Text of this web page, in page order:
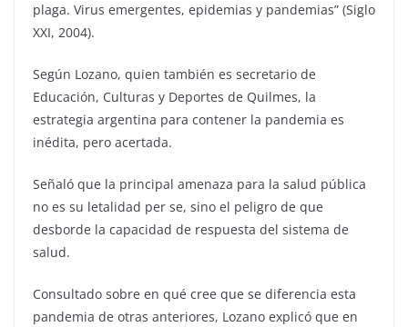
plaga. Virus emergentes, epidemias y pandemias” (Siglo
XXI, 2004).
Según Lozano, quien también es secretario de
Educación, Culturas y Deportes de Quilmes, la
estrategia argentina para contener la pandemia es
inédita, pero acertada.
Señaló que la principal amenaza para la salud pública
no es su letalidad per se, sino el peligro de que
desborde la capacidad de respuesta del sistema de
salud.
Consultado sobre en qué cree que se diferencia esta
pandemia de otras anteriores, Lozano explicó que en